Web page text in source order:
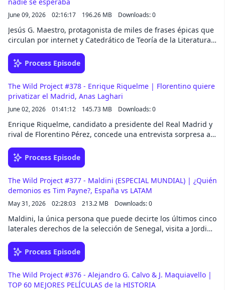
grandes revoluciones científicas de nuestra era y de un salto
que podría transformar para siempre el futuro de la
humanidad.
June 09, 2026 02:16:17 196.26 MB Downloads: 0
Jesús G. Maestro, protagonista de miles de frases épicas que
circulan por internet y Catedrático de Teoría de la Literatura,
quinielas de esta temporada. Jesús y Jordi Wild hablarán del
Quijote y Cervantes (¡Por supuesto!), pero también de la
es peor que el hispánico y está simplificando el mundo, de su
personaje y de la realidad... y mucho más. ¡No os lo perdáis!
Process Episode
The Wild Project #378 - Enrique Riquelme | Florentino quiere
privatizar el Madrid, Anas Laghari
June 02, 2026 01:41:12 145.73 MB Downloads: 0
Enrique Riquelme, candidato a presidente del Real Madrid y
rival de Florentino Pérez, concede una entrevista sorpresa a
hablará claro de la privatización del club por parte de
Florentino, el poder en la sombra Anas Laghari, las presiones
socios... y mucho más. ¡No te lo pierdas!
Process Episode
The Wild Project #377 - Maldini (ESPECIAL MUNDIAL) | ¿Quién
demonios es Tim Payne?, España vs LATAM
May 31, 2026 02:28:03 213.2 MB Downloads: 0
Maldini, la única persona que puede decirte los últimos cinco
laterales derechos de la selección de Senegal, visita a Jordi
este año. No te pierdas el mejor análisis que podrás
encontrar en internet sobre ello. Chao chao chao chao...
Process Episode
The Wild Project #376 - Alejandro G. Calvo & J. Maquiavello |
TOP 60 MEJORES PELÍCULAS de la HISTORIA